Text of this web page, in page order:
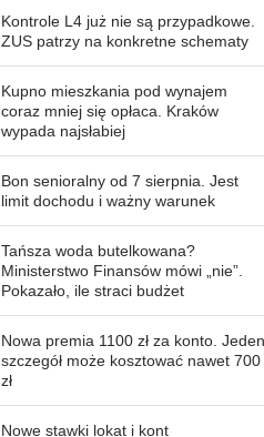
Kontrole L4 już nie są przypadkowe.
ZUS patrzy na konkretne schematy
Kupno mieszkania pod wynajem
coraz mniej się opłaca. Kraków
wypada najsłabiej
Bon senioralny od 7 sierpnia. Jest
limit dochodu i ważny warunek
Tańsza woda butelkowana?
Ministerstwo Finansów mówi „nie”.
Pokazało, ile straci budżet
Nowa premia 1100 zł za konto. Jeden
szczegół może kosztować nawet 700
zł
Nowe stawki lokat i kont